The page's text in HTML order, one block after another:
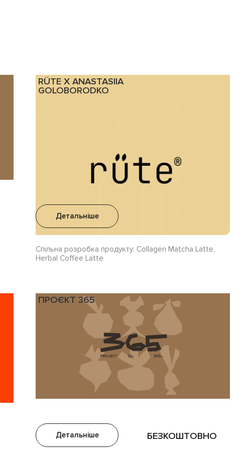
RÜTE X ANASTASIIA
GOLOBORODKO
Детальніше
Спільна розробка продукту: Collagen Matcha Latte,
Herbal Coffee Latte
ПРОЄКТ 365
Детальніше БЕЗКОШТОВНО